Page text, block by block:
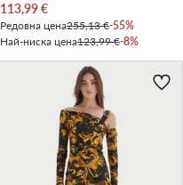
Актуална цена
113,99€
Редовна цена255,13 €-55%
Най-ниска цена123,99 €-8%